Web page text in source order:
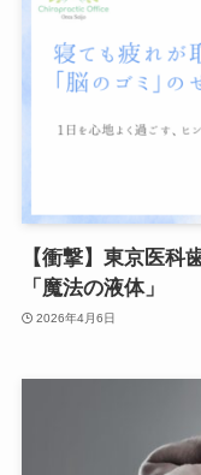
【衝撃】東京医科
「魔法の液体」
2026年4月6日